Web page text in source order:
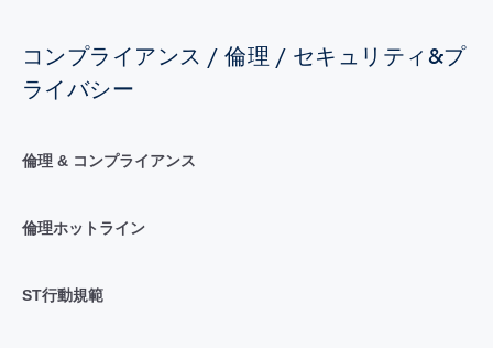
コンプライアンス / 倫理 / セキュリティ&プ
ライバシー
倫理 & コンプライアンス
倫理ホットライン
ST行動規範